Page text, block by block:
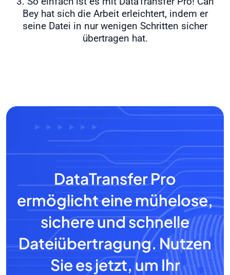
Bey hat sich die Arbeit erleichtert, indem er
seine Datei in nur wenigen Schritten sicher
übertragen hat.
DataTransfer Pro
ermöglicht eine mühelose,
sichere und schnelle
Dateiübertragung. Nutzen
Sie es jetzt, um Ihr